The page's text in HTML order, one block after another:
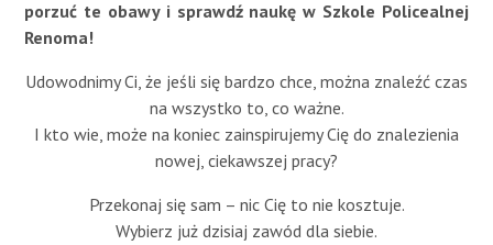
porzuć te obawy i sprawdź naukę w Szkole Policealnej
Renoma!
Udowodnimy Ci, że jeśli się bardzo chce, można znaleźć czas
na wszystko to, co ważne.
I kto wie, może na koniec zainspirujemy Cię do znalezienia
nowej, ciekawszej pracy?
Przekonaj się sam – nic Cię to nie kosztuje.
Wybierz już dzisiaj zawód dla siebie.